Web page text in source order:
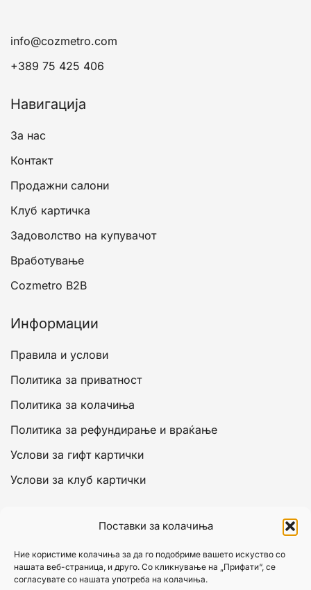
Поставки за колачиња
Ние користиме колачиња за да го подобриме вашето искуство со
нашата веб-страница, и друго. Со кликнување на „Прифати“, се
согласувате со нашата употреба на колачиња.
info@cozmetro.com
+389 75 425 406
Навигација
За нас
Контакт
Продажни салони
Клуб картичка
Задоволство на купувачот
Вработување
Cozmetro B2B
Информации
Правила и услови
Политика за приватност
Политика за колачиња
Политика за рефундирање и враќање
Услови за гифт картички
Услови за клуб картички
Моја сметка
Кошничка